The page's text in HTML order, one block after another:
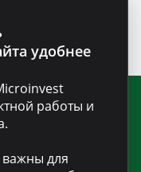
рассылку
и
удобнее
работы и
важны для